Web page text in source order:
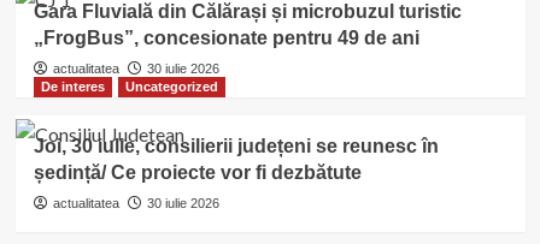
Gara Fluvială din Călărași și microbuzul turistic
„FrogBus”, concesionate pentru 49 de ani
actualitatea
30 iulie 2026
De interes
Uncategorized
Joi, 30 iulie, consilierii județeni se reunesc în
ședință/ Ce proiecte vor fi dezbătute
actualitatea 30 iulie 2026